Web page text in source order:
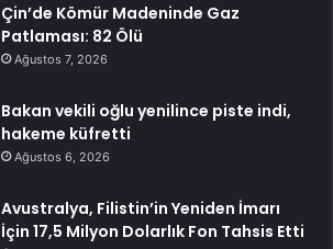
Çin’de Kömür Madeninde Gaz
Patlaması: 82 Ölü
Ağustos 7, 2026
Bakan vekili oğlu yenilince piste indi,
hakeme küfretti
Ağustos 6, 2026
Avustralya, Filistin’in Yeniden İmarı
İçin 17,5 Milyon Dolarlık Fon Tahsis Etti